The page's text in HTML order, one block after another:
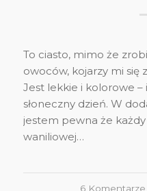
To ciasto, mimo że
owoców, kojarzy mi się
Jest lekkie i kolorowe –
słoneczny dzień. W
jestem pewna że
waniliowej…
6 Komentarze
/